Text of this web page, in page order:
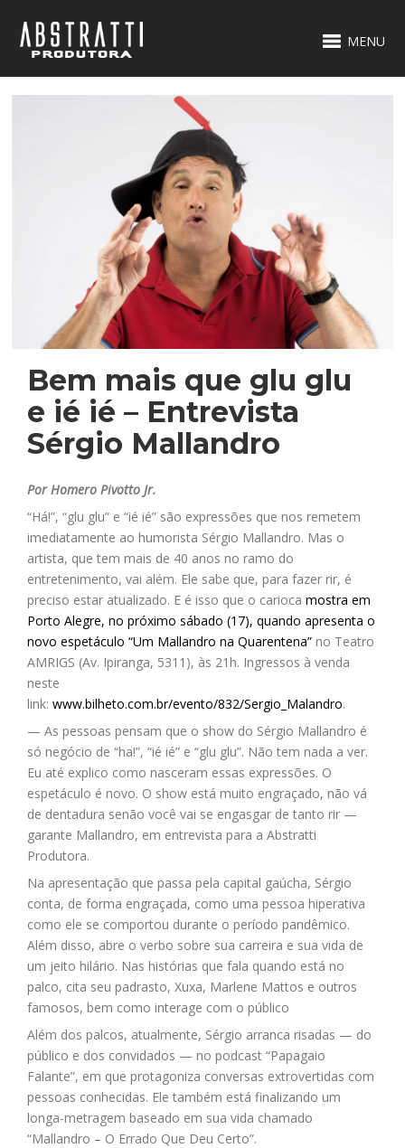
MENU
Bem mais que glu glu
e ié ié – Entrevista
Sérgio Mallandro
Por Homero Pivotto Jr.
“Há!”, “glu glu” e “ié ié” são expressões que nos remetem
imediatamente ao humorista Sérgio Mallandro. Mas o
artista, que tem mais de 40 anos no ramo do
entretenimento, vai além. Ele sabe que, para fazer rir, é
preciso estar atualizado. E é isso que o carioca mostra em
Porto Alegre, no próximo sábado (17), quando apresenta o
novo espetáculo “Um Mallandro na Quarentena” no Teatro
AMRIGS (Av. Ipiranga, 5311), às 21h. Ingressos à venda
neste
link: www.bilheto.com.br/evento/832/Sergio_Malandro.
— As pessoas pensam que o show do Sérgio Mallandro é
só negócio de “ha!”, “ié ié” e “glu glu”. Não tem nada a ver.
Eu até explico como nasceram essas expressões. O
espetáculo é novo. O show está muito engraçado, não vá
de dentadura senão você vai se engasgar de tanto rir —
garante Mallandro, em entrevista para a Abstratti
Produtora.
Na apresentação que passa pela capital gaúcha, Sérgio
conta, de forma engraçada, como uma pessoa hiperativa
como ele se comportou durante o período pandêmico.
Além disso, abre o verbo sobre sua carreira e sua vida de
um jeito hilário. Nas histórias que fala quando está no
palco, cita seu padrasto, Xuxa, Marlene Mattos e outros
famosos, bem como interage com o público
Além dos palcos, atualmente, Sérgio arranca risadas — do
público e dos convidados — no podcast “Papagaio
Falante”, em que protagoniza conversas extrovertidas com
pessoas conhecidas. Ele também está finalizando um
longa-metragem baseado em sua vida chamado
“Mallandro – O Errado Que Deu Certo”.